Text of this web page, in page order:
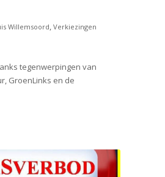
Willemsoord, Verkiezingen
tegenwerpingen van
GroenLinks en de